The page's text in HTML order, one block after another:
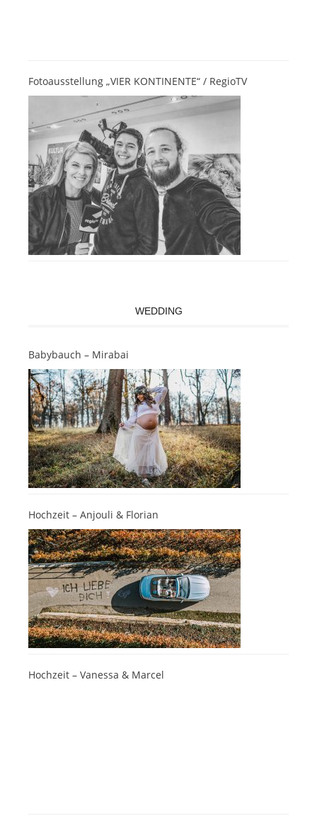
Fotoausstellung „VIER KONTINENTE“ / RegioTV
WEDDING
Babybauch – Mirabai
Hochzeit – Anjouli & Florian
Hochzeit – Vanessa & Marcel